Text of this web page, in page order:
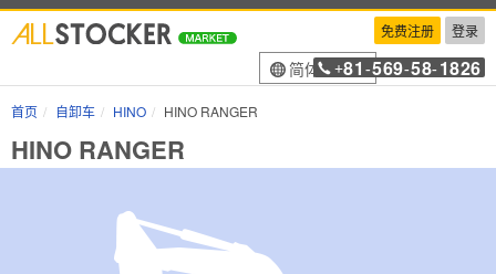
免费注册 登录
简体中文
+81 -569-58-1826
首页 自卸车 HINO HINO RANGER
HINO RANGER